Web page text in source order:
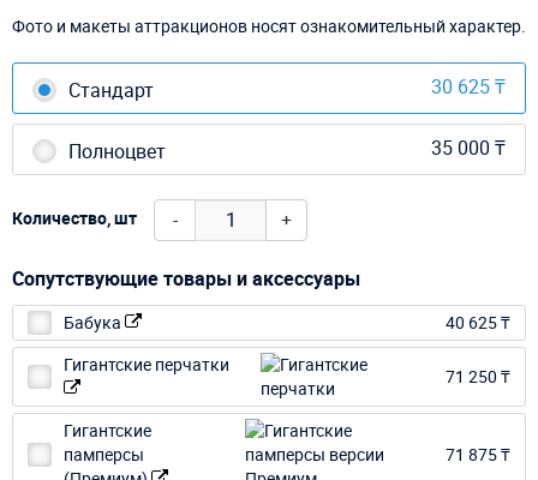
Фото и макеты аттракционов носят ознакомительный характер.
Стандарт 30 625 ₸
Полноцвет 35 000 ₸
Количество, шт - +
Сопутствующие товары и аксессуары
Бабука
40 625 ₸
Гигантские перчатки
71 250 ₸
Гигантские
памперсы
71 875 ₸